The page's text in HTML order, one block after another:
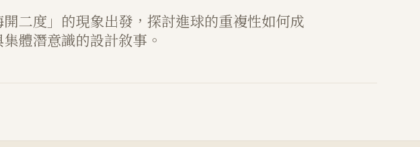
二度」的現象出發，探討進球的重複性如何成
體潛意識的設計敘事。